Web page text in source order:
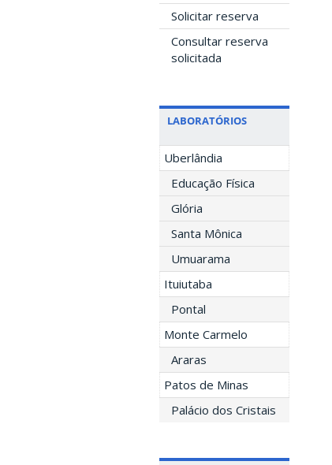
Solicitar reserva
Consultar reserva
solicitada
LABORATÓRIOS
Uberlândia
Educação Física
Glória
Santa Mônica
Umuarama
Ituiutaba
Pontal
Monte Carmelo
Araras
Patos de Minas
Palácio dos Cristais